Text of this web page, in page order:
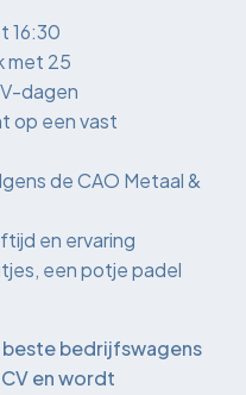
16:30
met 25
dagen
op een vast
de CAO Metaal &
en ervaring
een potje padel
beste bedrijfswagens
en wordt